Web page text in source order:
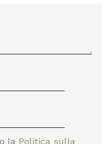
la Politica sulla